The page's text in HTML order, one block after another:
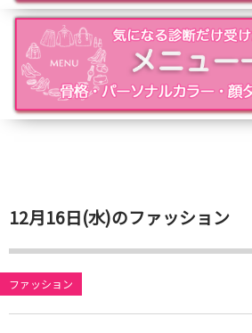
12月16日(水)のファッション
ファッション